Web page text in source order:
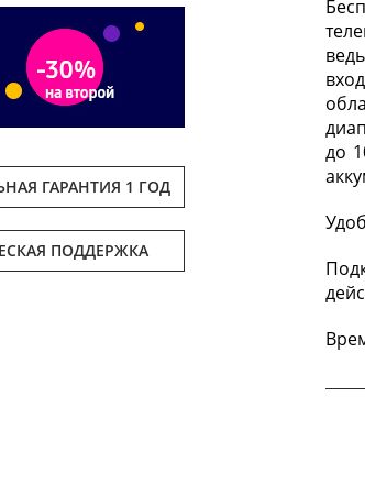
ГАРАНТИЯ 1 ГОД
ПОДДЕРЖКА
до